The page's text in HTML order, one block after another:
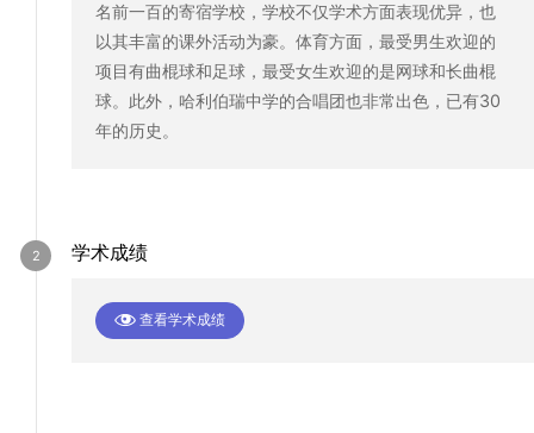
名前一百的寄宿学校，学校不仅学术方面表现优异，也
以其丰富的课外活动为豪。体育方面，最受男生欢迎的
项目有曲棍球和足球，最受女生欢迎的是网球和长曲棍
球。此外，哈利伯瑞中学的合唱团也非常出色，已有30
年的历史。
学术成绩
查看学术成绩